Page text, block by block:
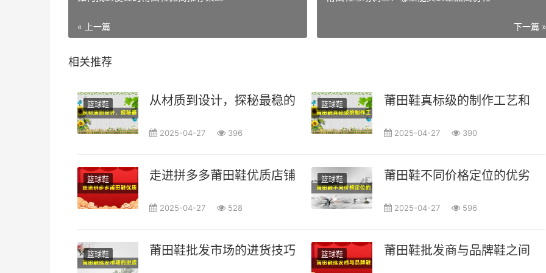
« 上一篇 下一篇 »
相关推荐
篮球鞋 从材质到设计，探秘最稳的莆田鞋品牌
2025-04-27 396
篮球鞋 莆田鞋真标级的制作工艺和质
2025-04-27 390
篮球鞋 走进拼多多莆田鞋优质店铺，发现超值高性价比鞋款
2025-04-27 528
篮球鞋 莆田鞋不同价格定位的优劣势
2025-04-27 596
篮球鞋 莆田鞋批发市场的进货技巧与渠道分析
篮球鞋 莆田鞋批发商与品牌鞋之间的